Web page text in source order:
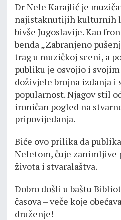
Dr Nele Кarajlić je
najistaknutijih kulturnih
bivše Jugoslavije. Кao
benda „Zabranjeno
trag u muzičkoj sceni, a
publiku je osvojio i
doživjele brojna izdanja i
popularnost. Njagov stil
ironičan pogled na
pripovijedanja.
Biće ovo prilika da
Neletom, čuje zanimljive
života i stvaralaštva.
Dobro došli u baštu
časova – veče koje
druženje!